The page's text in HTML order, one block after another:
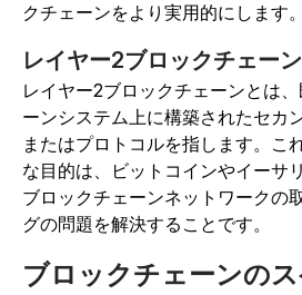
クチェーンをより実用的にします。
レイヤー2ブロックチェー
レイヤー2ブロックチェーンとは
ーンシステム上に構築されたセカ
またはプロトコルを指します。こ
な目的は、ビットコインやイーサ
ブロックチェーンネットワークの
グの問題を解決することです。
ブロックチェーンの